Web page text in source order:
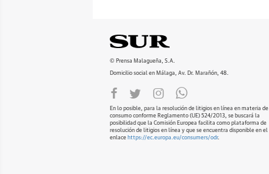
© Prensa Malagueña, S.A.
Domicilio social en Málaga, Av. Dr. Marañón, 48.
En lo posible, para la resolución de litigios en línea en materia de
consumo conforme Reglamento (UE) 524/2013, se buscará la
posibilidad que la Comisión Europea facilita como plataforma de
resolución de litigios en línea y que se encuentra disponible en el
enlace https://ec.europa.eu/consumers/odr.